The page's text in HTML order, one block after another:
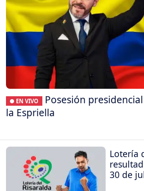
● EN VIVO
Posesión
la Espriella
Lotería
30 de